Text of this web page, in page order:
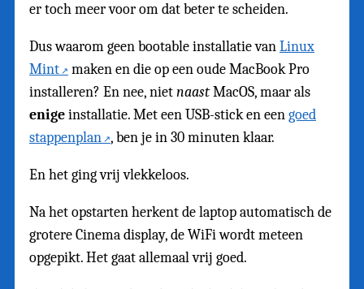
er toch meer voor om dat beter te scheiden.
Dus waarom geen bootable installatie vanLinux
Mint
maken en die op een oude MacBook Pro
installeren? En nee, nietnaastMacOS, maar als
enigeinstallatie. Met een USB-stick en eengoed
stappenplan , ben je in 30 minuten klaar.
En het ging vrij vlekkeloos.
Na het opstarten herkent de laptop automatisch de
grotere Cinema display, de WiFi wordt meteen
opgepikt. Het gaat allemaal vrij goed.